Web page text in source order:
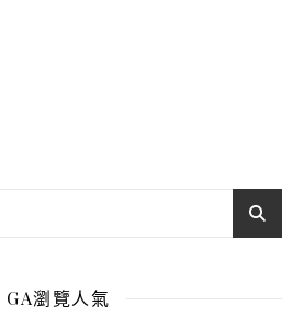
GA瀏覽人氣